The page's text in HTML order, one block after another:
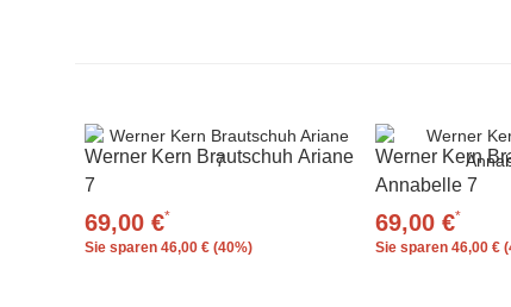
Werner Kern Brautschuh Ariane
7
69,00 €*
Sie sparen 46,00 € (40%)
Werner Kern
Annabelle 7
69,00 €*
Sie sparen 46,00 €